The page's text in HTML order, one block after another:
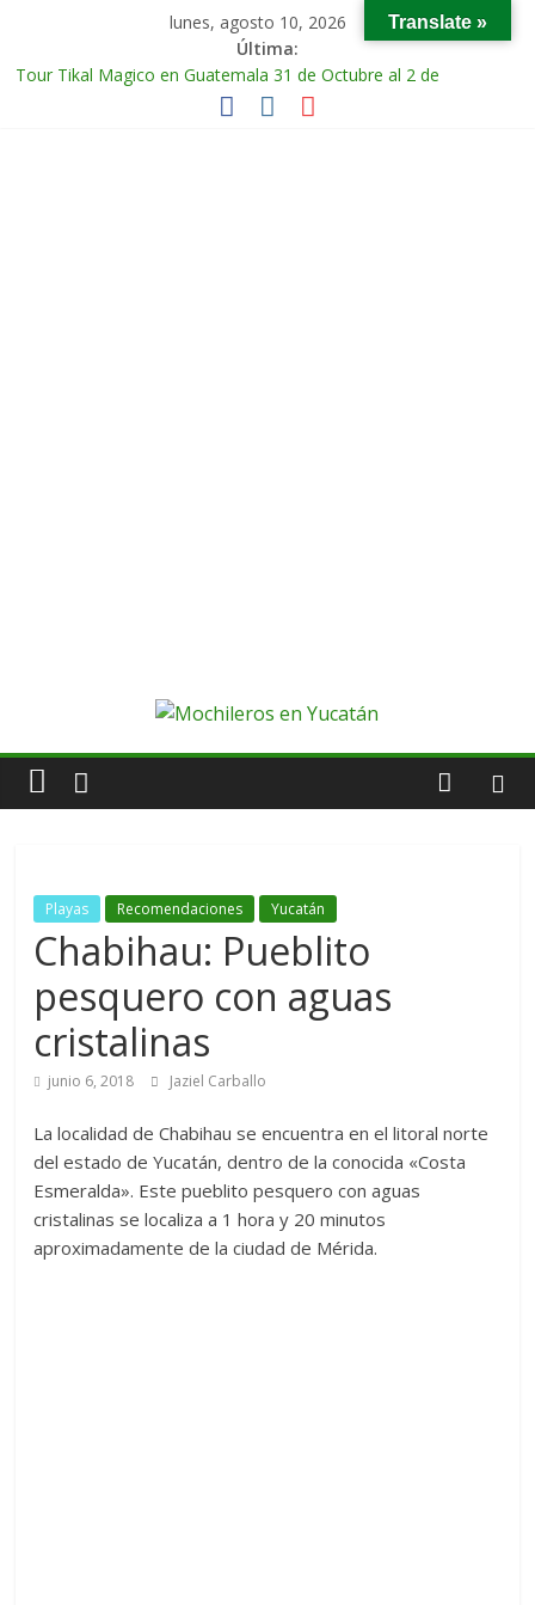
lunes, agosto 10, 2026
Última:
Tour Tikal Magico en Guatemala 31 de Octubre al 2 de
Playas Recomendaciones Yucatán
Chabihau: Pueblito
pesquero con aguas
cristalinas
junio 6, 2018 Jaziel Carballo
La localidad de Chabihau se encuentra en el litoral norte
del estado de Yucatán, dentro de la conocida «Costa
Esmeralda». Este pueblito pesquero con aguas
cristalinas se localiza a 1 hora y 20 minutos
aproximadamente de la ciudad de Mérida.
Translate »